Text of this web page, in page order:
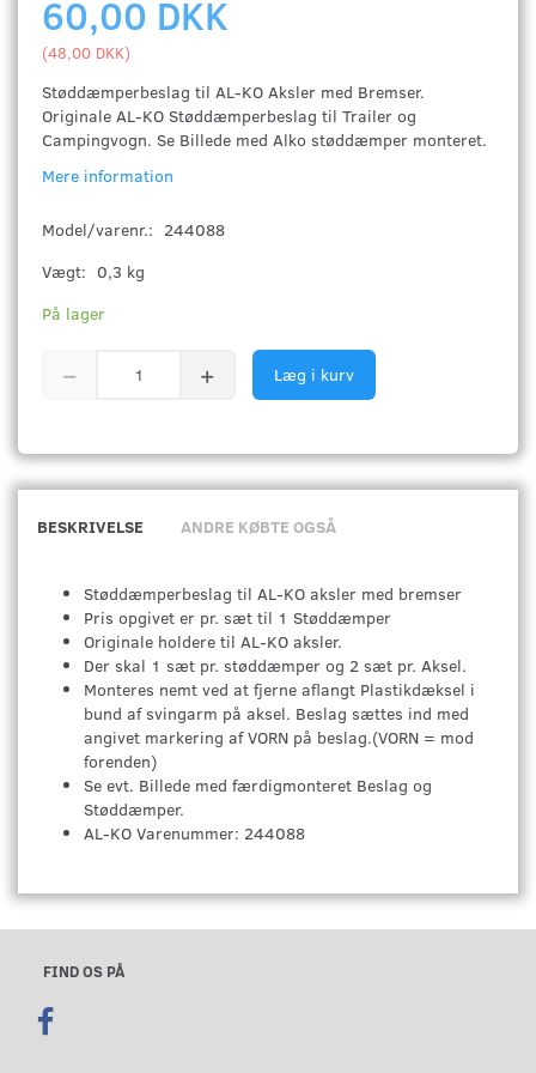
60,00 DKK
(48,00 DKK)
Støddæmperbeslag til AL-KO Aksler med Bremser.
Originale AL-KO Støddæmperbeslag til Trailer og
Campingvogn. Se Billede med Alko støddæmper monteret.
Mere information
Model/varenr.: 244088
Vægt: 0,3 kg
På lager
Læg i kurv
BESKRIVELSE ANDRE KØBTE OGSÅ
Støddæmperbeslag til AL-KO aksler med bremser
Pris opgivet er pr. sæt til 1 Støddæmper
Originale holdere til AL-KO aksler.
Der skal 1 sæt pr. støddæmper og 2 sæt pr. Aksel.
Monteres nemt ved at fjerne aflangt Plastikdæksel i
bund af svingarm på aksel. Beslag sættes ind med
angivet markering af VORN på beslag.(VORN = mod
forenden)
Se evt. Billede med færdigmonteret Beslag og
Støddæmper.
AL-KO Varenummer: 244088
FIND OS PÅ